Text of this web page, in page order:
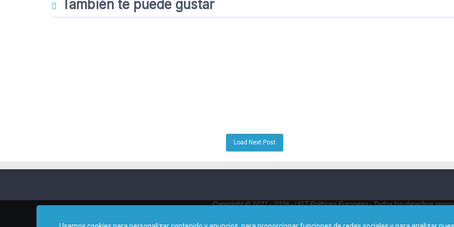
También te puede gustar
Load Next Post
Copyright © 2021 - 2026 - UGT Políticas Europeas - Todos los derechos
Avenida de América 25, Planta 8ª (28002 - Madrid)